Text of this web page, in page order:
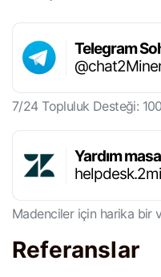
Telegram
7/24 Topluluk Desteği:
Yardım
Madenciler için harika bir
Referanslar